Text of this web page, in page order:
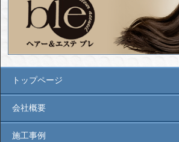
トップページ
会社概要
施工事例